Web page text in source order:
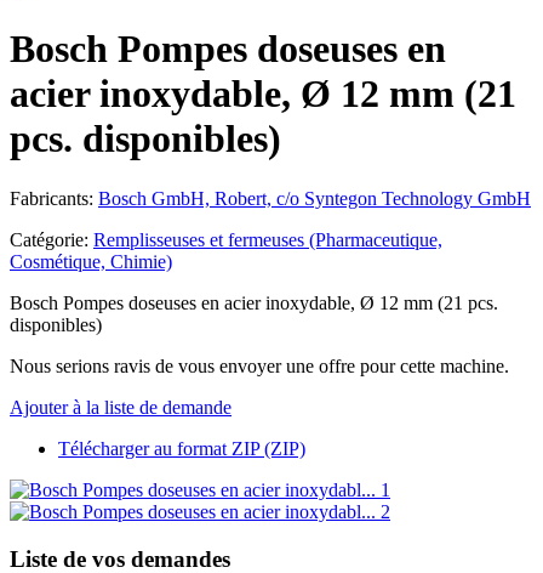
Bosch Pompes doseuses en
acier inoxydable, Ø 12 mm (21
pcs. disponibles)
Fabricants: Bosch GmbH, Robert, c/o Syntegon Technology GmbH
Catégorie: Remplisseuses et fermeuses (Pharmaceutique,
Cosmétique, Chimie)
Bosch Pompes doseuses en acier inoxydable, Ø 12 mm (21 pcs.
disponibles)
Nous serions ravis de vous envoyer une offre pour cette machine.
Ajouter à la liste de demande
Télécharger au format ZIP (ZIP)
Liste de vos demandes